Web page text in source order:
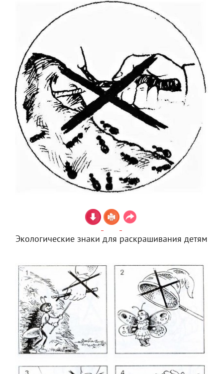
Экологические знаки для раскрашивания детям